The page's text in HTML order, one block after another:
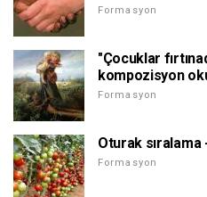
Formasyon
"Çocuklar
kompozisyon
Formasyon
Oturak
Formasyon